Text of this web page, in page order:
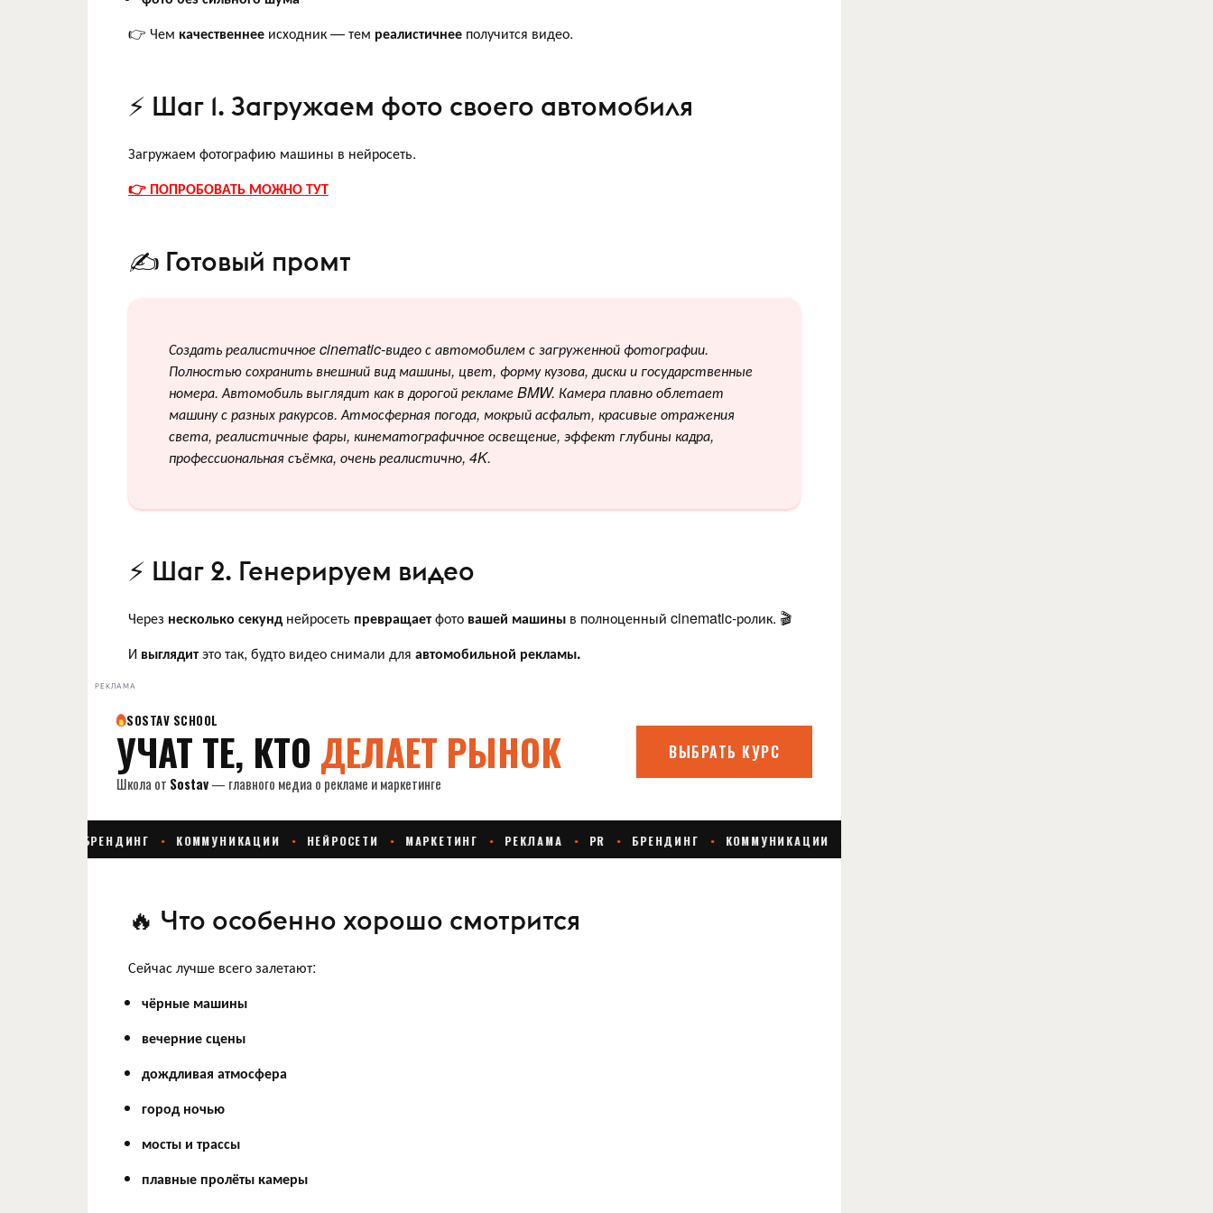
👉 Чем качественнее исходник — тем реалистичнее получится видео.
⚡ Шаг 1. Загружаем фото своего автомобиля
Загружаем фотографию машины в нейросеть.
👉 ПОПРОБОВАТЬ МОЖНО ТУТ
✍️ Готовый промт
Создать реалистичное cinematic-видео с автомобилем с загруженной фотографии.
Полностью сохранить внешний вид машины, цвет, форму кузова, диски и государственные
номера. Автомобиль выглядит как в дорогой рекламе BMW. Камера плавно облетает
машину с разных ракурсов. Атмосферная погода, мокрый асфальт, красивые отражения
света, реалистичные фары, кинематографичное освещение, эффект глубины кадра,
профессиональная съёмка, очень реалистично, 4K.
⚡ Шаг 2. Генерируем видео
Через несколько секунд нейросеть превращаетфото вашей машины в полноценный cinematic-ролик. 🎬
И выглядитэто так, будто видео снимали для автомобильной рекламы.
РЕКЛАМА
🔥 Что особенно хорошо смотрится
Сейчас лучше всего залетают:
чёрные машины
вечерние сцены
дождливая атмосфера
город ночью
мосты и трассы
плавные пролёты камеры